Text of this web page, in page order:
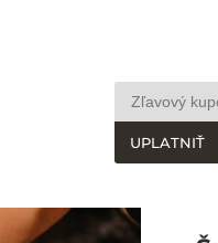
UPLATNIŤ